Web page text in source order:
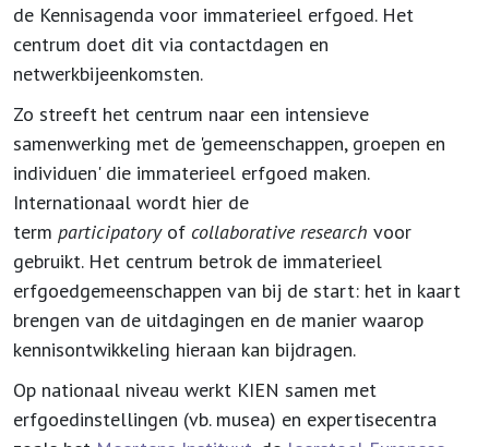
de Kennisagenda voor immaterieel erfgoed. Het
centrum doet dit via contactdagen en
netwerkbijeenkomsten.
Zo streeft het centrum naar een intensieve
samenwerking met de 'gemeenschappen, groepen en
individuen' die immaterieel erfgoed maken.
Internationaal wordt hier de
term participatoryof collaborative research voor
gebruikt. Het centrum betrok de immaterieel
erfgoedgemeenschappen van bij de start: het in kaart
brengen van de uitdagingen en de manier waarop
kennisontwikkeling hieraan kan bijdragen.
Op nationaal niveau werkt KIEN samen met
erfgoedinstellingen (vb. musea) en expertisecentra